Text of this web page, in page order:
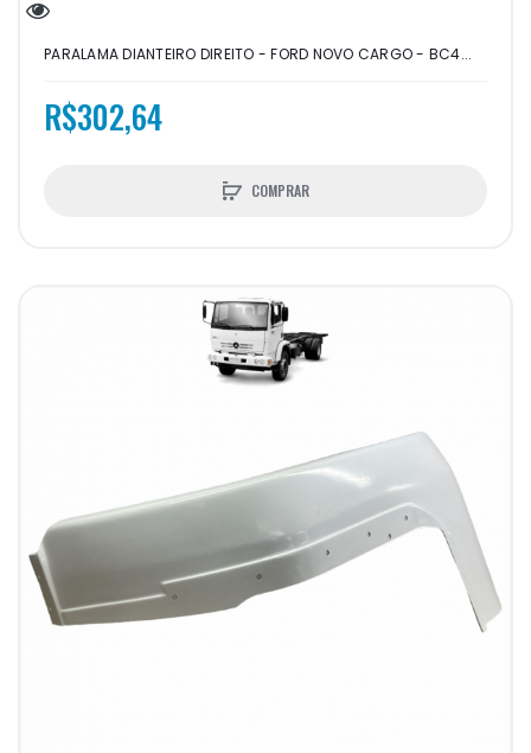
PARALAMA DIANTEIRO DIREITO - FORD NOVO CARGO - BC4...
R$302,64
COMPRAR